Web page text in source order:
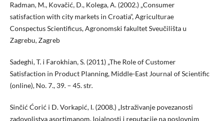
Radman, M., Kovačić, D., Kolega, A. (2002.) „Consumer
satisfaction with city markets in Croatia“, Agriculturae
Conspectus Scientificus, Agronomski fakultet Sveučilišta u
Zagrebu, Zagreb
Sadeghi, T. i Farokhian, S. (2011) „The Role of Customer
Satisfaction in Product Planning, Middle-East Journal of Scientific
(online), No. 7., 39. – 45. str.
Sinčić Ćorić i D. Vorkapić, I. (2008.) „Istraživanje povezanosti
zadovoljstva asortimanom, lojalnosti i reputacije na poslovnim